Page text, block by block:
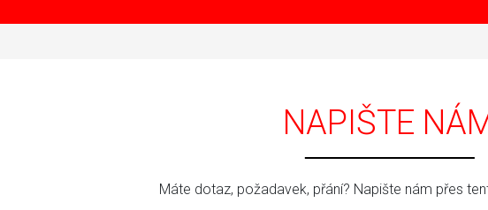
NAPIŠTE
Máte dotaz, požadavek, přání? Napište nám přes